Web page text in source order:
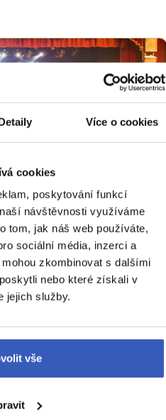
Více o cookies
cookies
poskytování funkcí
návštěvnosti využíváme
tom, jak náš web používáte,
sociální média, inzerci a
zkombinovat s dalšími
nebo které získali v
jejich služby.
vše
muzikály: prkna, co